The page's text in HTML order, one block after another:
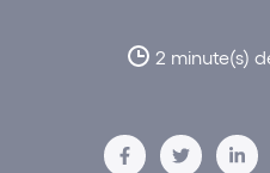
2 minute(s)